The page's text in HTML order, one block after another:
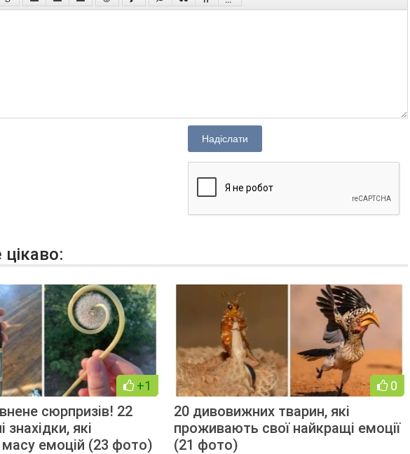
Надіслати
+1
сюрпризів! 22
знахідки, які
емоцій (23 фото)
0
20 дивовижних тварин, які
проживають свої найкращі емоції
(21 фото)